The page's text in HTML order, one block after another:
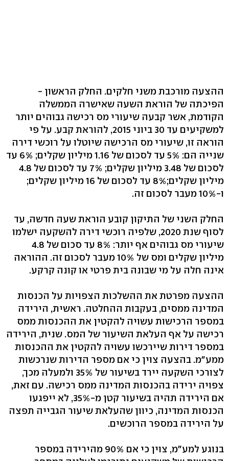
ההצעה מורכבת משני חלקים. החלק הראשון -
הפיכתה של הוראת השעה שאישרה הממשלה
הקודמת, אשר קבעה שיעורי מס רכישה גבוהים יותר
למשקיעים עד 30 ביוני 2015, להוראת קבע. על פי
הוראה זו, שיעורי מס הרכישה שיוטלו על רוכשי דירה
שנייה הם: 5% עד לסכום של 1.16 מיליון שקלים; 6% עד
לסכום של 3.48 מיליון שקלים; 7% עד לסכום של 4.8
מיליון שקלים;8% עד לסכום של 16 מיליון שקלים;
ו-10% מעבר לסכום זה.
החלק השני של התיקון קובע הוראת שעה חדשה, עד
לסוף שנת 2020, שלפיה רוכשי דירה להשקעה ישלמו
שיעורי מס גבוהים אף יותר: 8% עד סכום של 4.8
מיליון שקלים ומס של 10% מעבר לסכום זה. ההוראה
אינה חלה על מי שבונה בית פרטי או קונה קרקע.
ההצעה מפרטת את ההשלכות הצפויות על הכנסות
המדינה ממסים, בעקבות ההחלטה. ראשית, הירידה
במספר הרכישות עשויה להקטין את ההכנסות ממס
רכישה על אף העלאת השיעור של המס. שנית, הירידה
במספר דירות שיירכשו עשויה להקטין את ההכנסות
ממע"מ. בהצעה צוין כי אם מספר הדירות שנרכשות
לצורכי השקעה יירד בשיעור של 35% ולמעלה מכך,
צפויה ירידה בהכנסות המדינה ממס רכישה. עם זאת,
אם הירידה תהיה בשיעור קטן מ-35%, לא ייפגעו
הכנסות המדינה, כיוון שהעלאת שיעור הגבייה תפצה
על הירידה במספר הרוכשים.
בנוגע למע"מ, צוין כי אם 90% מהירידה במספר